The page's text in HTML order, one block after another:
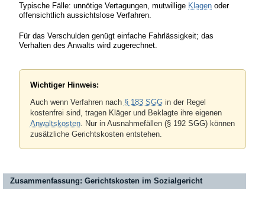
Typische Fälle: unnötige Vertagungen, mutwillige Klagen oder
offensichtlich aussichtslose Verfahren.
Für das Verschulden genügt einfache Fahrlässigkeit; das
Verhalten des Anwalts wird zugerechnet.
Wichtiger Hinweis:
Auch wenn Verfahren nach § 183 SGGin der Regel
kostenfrei sind, tragen Kläger und Beklagte ihre eigenen
Anwaltskosten. Nur in Ausnahmefällen (§ 192 SGG) können
zusätzliche Gerichtskosten entstehen.
Zusammenfassung: Gerichtskosten im Sozialgericht